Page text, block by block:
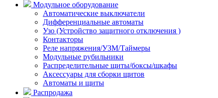
Модульное оборудование
Автоматические выключатели
Дифференциальные автоматы
Узо (Устройство защитного отключения )
Контакторы
Реле напряжения/УЗМ/Таймеры
Модульные рубильники
Распределительные щиты/боксы/шкафы
Аксессуары для сборки щитов
Автоматы и щиты
Распродажа